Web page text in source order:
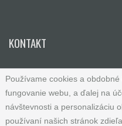
KONTAKT
SYNSHOP.SK
Andrea Haraštová
Malešovice 152
Používame cookies a
fungovanie webu, a ďalej na
návštevnosti a personalizáciu
používaní našich stránok